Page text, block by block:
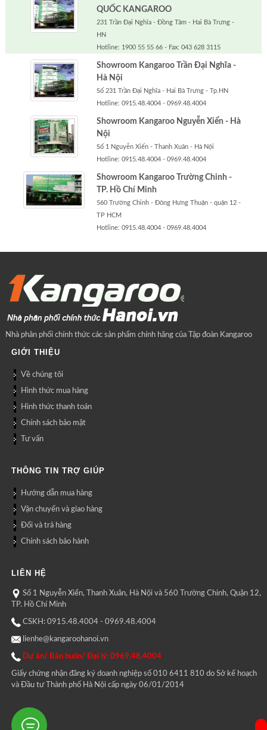
QUỐC KANGAROO
231 Trần Đại Nghĩa - Đồng Tâm - Hai Bà Trưng -
HN
Hotline: 1900 55 55 66 - Fax: 043 628 3115
Showroom Kangaroo Trần Đại Nghĩa -
Hà Nội
Số 231 Trần Đại Nghĩa - Hai Bà Trưng - Tp.HN
Hotline: 0915.48.4004 - 0969.48.4004
Showroom Kangaroo Nguyễn Xiển - Hà
Nội
Số 1 Nguyễn Xiển - Thanh Xuân - Hà Nội
Hotline: 0915.48.4004 - 0969.48.4004
Showroom Kangaroo Trường Chinh -
TP. Hồ Chí Minh
560 Trường Chinh - Đông Hưng Thuận - quận 12 -
TP HCM
Hotline: 0915.48.4004 - 0969.48.4004
Nhà phân phối chính thức các sản phẩm chính hãng của Tập đoàn Kangaroo
GIỚI THIỆU
Về chúng tôi
Hình thức mua hàng
Hình thức thanh toán
Chính sách bảo mật
Tư vấn
THÔNG TIN TRỢ GIÚP
Hướng dẫn mua hàng
Vận chuyển và giao hàng
Đổi và trả hàng
Chính sách bảo hành
LIÊN HỆ
Số 1 Nguyễn Xiển, Thanh Xuân, Hà Nội và 560 Trường Chinh, Quận 12,
TP. Hồ Chí Minh
CSKH: 0915.48.4004 - 0969.48.4004
lienhe@kangaroohanoi.vn
Dự án/ Bán buôn/ Đại lý: 0969.48.4004
Giấy chứng nhận đăng ký doanh nghiệp số 010 6411 810 do Sở kế hoạch
và Đầu tư Thành phố Hà Nội cấp ngày 06/01/2014